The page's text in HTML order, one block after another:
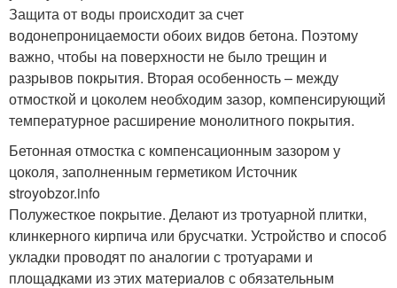
Защита от воды происходит за счет
водонепроницаемости обоих видов бетона. Поэтому
важно, чтобы на поверхности не было трещин и
разрывов покрытия. Вторая особенность – между
отмосткой и цоколем необходим зазор, компенсирующий
температурное расширение монолитного покрытия.
Бетонная отмостка с компенсационным зазором у
цоколя, заполненным герметиком Источник
stroyobzor.info
Полужесткое покрытие. Делают из тротуарной плитки,
клинкерного кирпича или брусчатки. Устройство и способ
укладки проводят по аналогии с тротуарами и
площадками из этих материалов с обязательным